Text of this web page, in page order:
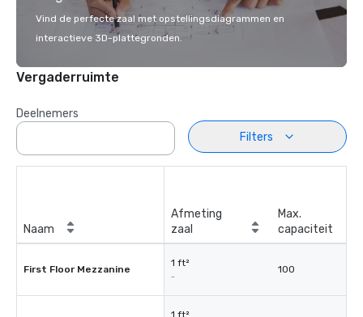
Vind de perfecte zaal met opstellingsdiagrammen en
interactieve 3D-plattegronden.
Vergaderruimte
Deelnemers
Filters
Naam
Afmeting
zaal
Max.
capaciteit
First Floor Mezzanine
1 ft²
-
100
1 ft²